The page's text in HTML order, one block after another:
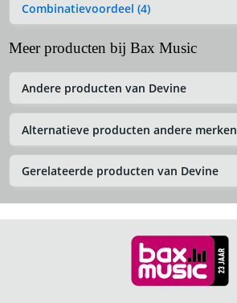
Combinatievoordeel (4)
Meer producten bij Bax Music
Andere producten van Devine
Alternatieve producten andere merken
Gerelateerde producten van Devine